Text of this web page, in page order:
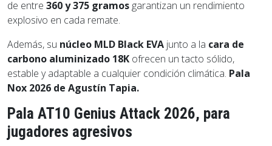
de entre 360 y 375 gramos garantizan un rendimiento
explosivo en cada remate.
Además, su núcleo MLD Black EVA junto a la cara de
carbono aluminizado 18K ofrecen un tacto sólido,
estable y adaptable a cualquier condición climática. Pala
Nox 2026 de Agustín Tapia.
Pala AT10 Genius Attack 2026, para
jugadores agresivos